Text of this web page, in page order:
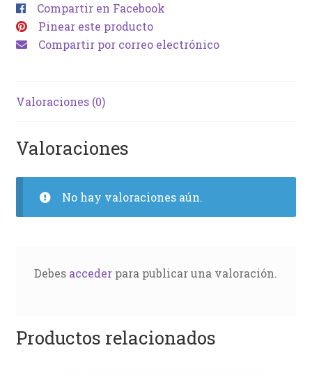
Compartir en Facebook
Pinear este producto
Compartir por correo electrónico
Valoraciones (0)
Valoraciones
No hay valoraciones aún.
Debes accederpara publicar una valoración.
Productos relacionados